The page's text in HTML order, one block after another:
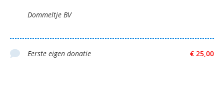
Dommeltje BV
€ 25,00
Eerste eigen donatie